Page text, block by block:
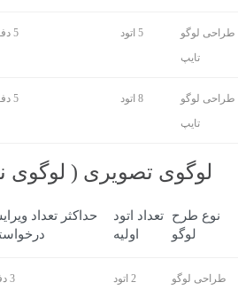
طراحی لوگو
تایپ
5 اتود 5 دفعه
طراحی لوگو
تایپ
8 اتود 5 دفعه
لوگوی تصویری ( لوگوی
نوع طرح
لوگو
تعداد اتود
اولیه
حداکثر تعداد
طراحی لوگو
2 اتود 3 دفعه